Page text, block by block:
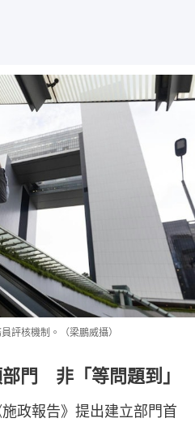
評核機制。（梁鵬威攝）
門 非「等問題到」
政報告》提出建立部門首